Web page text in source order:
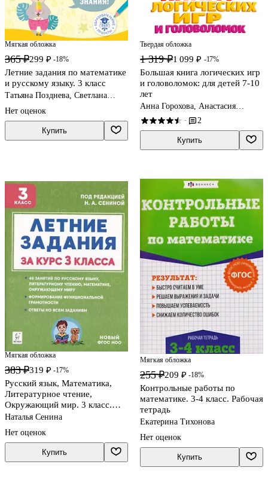
Мягкая обложка
365 ₽299 ₽ -18%
Летние задания по математике
и русскому языку. 3 класс
Татьяна Позднева, Светлана
Нет оценок
Купить
Твердая обложка
1 319 ₽1 099 ₽ -17%
Большая книга логических игр
и головоломок: для детей 7-10
лет
Анна Горохова, Анастасия
Филиппова
· 2
Купить
Мягкая обложка
383 ₽319 ₽ -17%
Русский язык, Математика,
Литературное чтение,
Окружающий мир. 3 класс.
Летние задания
Наталья Сенина
Нет оценок
Купить
Мягкая обложка
255 ₽209 ₽ -18%
Контрольные работы по
математике. 3-4 класс. Рабочая
тетрадь
Екатерина Тихонова
Нет оценок
Купить